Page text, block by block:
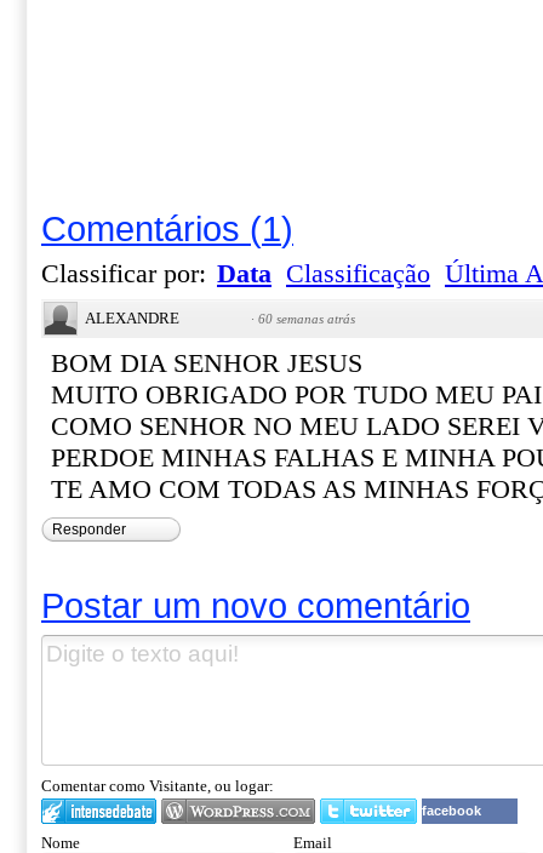
Comentários (1)
Classificar por: Data Classificação Última
ALEXANDRE · 60 semanas atrás
BOM DIA SENHOR JESUS
MUITO OBRIGADO POR TUDO MEU PAI
COMO SENHOR NO MEU LADO SEREI
PERDOE MINHAS FALHAS E MINHA
TE AMO COM TODAS AS MINHAS
Responder
Postar um novo comentário
Comentar como Visitante, ou logar:
facebook
Nome Email